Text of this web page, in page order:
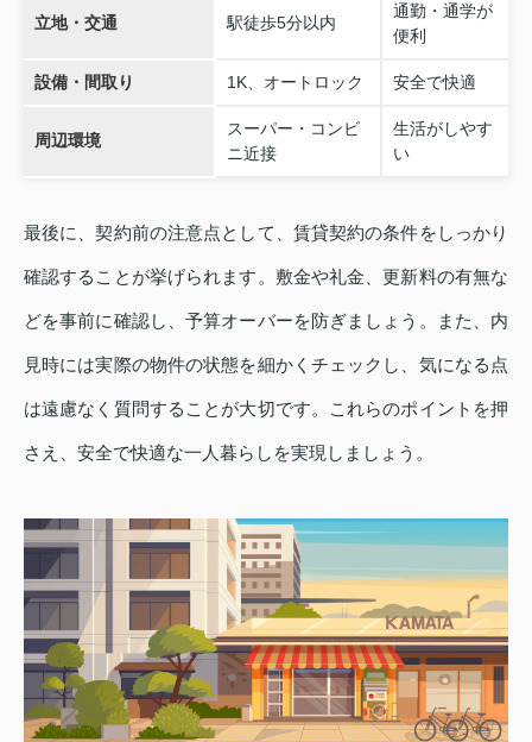
立地・交通 駅徒歩5分以内
通勤・通学が
便利
設備・間取り 1K、オートロック 安全で快適
周辺環境
スーパー・コンビ
ニ近接
生活がしやす
い
最後に、契約前の注意点として、賃貸契約の条件をしっかり
確認することが挙げられます。敷金や礼金、更新料の有無な
どを事前に確認し、予算オーバーを防ぎましょう。また、内
見時には実際の物件の状態を細かくチェックし、気になる点
は遠慮なく質問することが大切です。これらのポイントを押
さえ、安全で快適な一人暮らしを実現しましょう。